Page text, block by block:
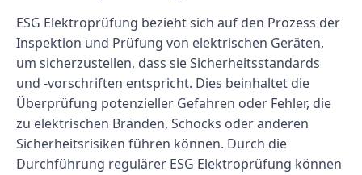
ESG Elektroprüfung bezieht sich auf den Prozess der
Inspektion und Prüfung von elektrischen Geräten,
um sicherzustellen, dass sie Sicherheitsstandards
und -vorschriften entspricht. Dies beinhaltet die
Überprüfung potenzieller Gefahren oder Fehler, die
zu elektrischen Bränden, Schocks oder anderen
Sicherheitsrisiken führen können. Durch die
Durchführung regulärer ESG Elektroprüfung können